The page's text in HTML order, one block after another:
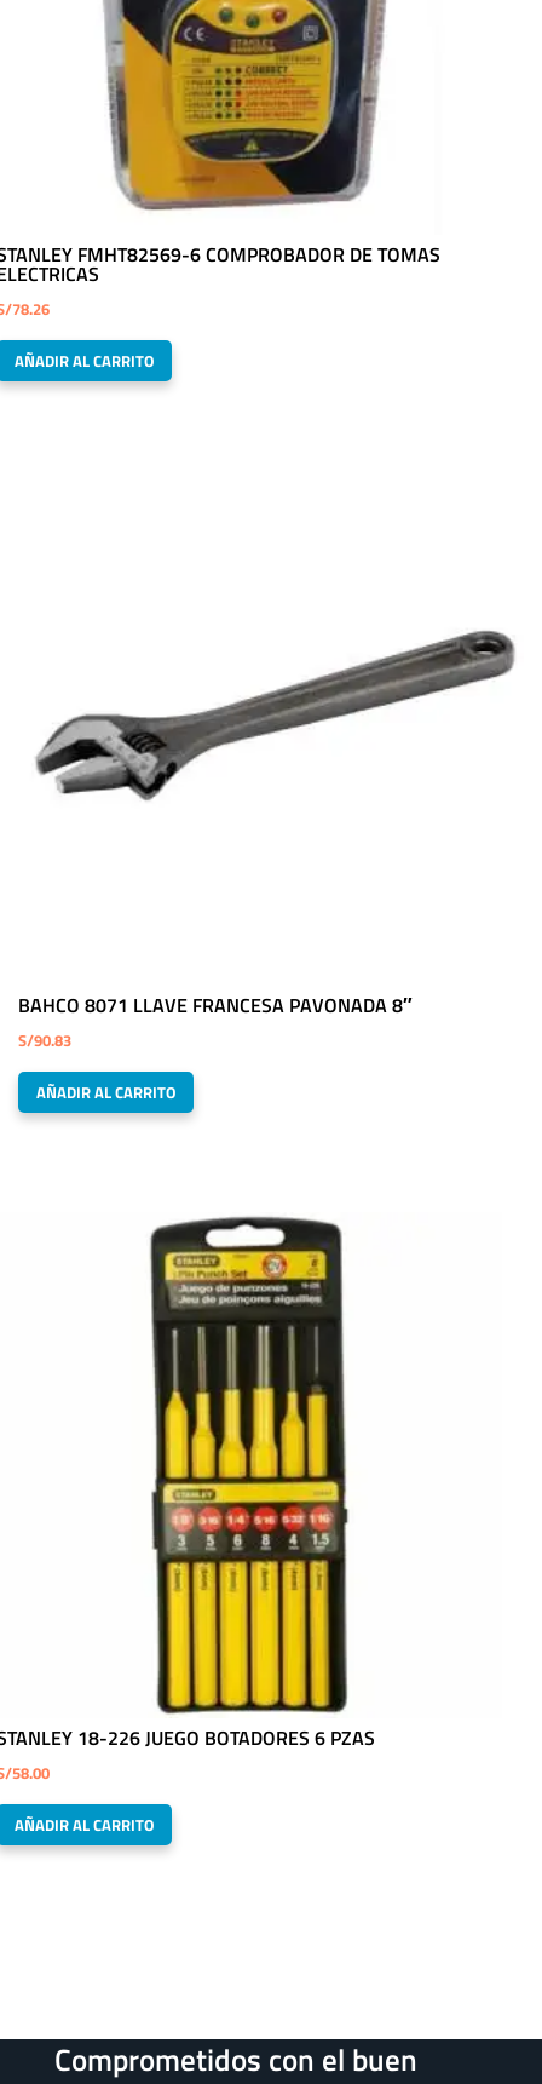
FMHT82569-6 COMPROBADOR DE TOMAS
78.26
AÑADIR AL CARRITO
BAHCO 8071 LLAVE FRANCESA PAVONADA 8″
S/90.83
AÑADIR AL CARRITO
18-226 JUEGO BOTADORES 6 PZAS
58.00
AÑADIR AL CARRITO
Comprometidos con el buen